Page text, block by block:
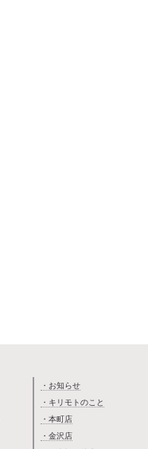
・お知らせ
・キリモトのこと
・本町店
・金沢店